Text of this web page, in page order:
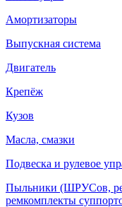
Амортизаторы
Выпускная система
Двигатель
Крепёж
Кузов
Масла, смазки
Подвеска и рулевое
Пыльники (ШРУСов,
ремкомплекты